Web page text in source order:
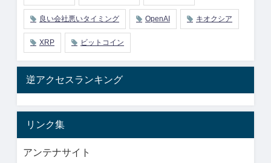
良い会社悪いタイミング OpenAI キオクシア
XRP ビットコイン
逆アクセスランキング
リンク集
アンテナサイト